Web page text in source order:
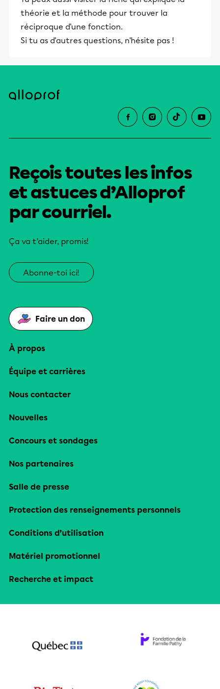
théorie et la méthode pour trouver la
réciproque d'une fonction.
Si tu as d'autres questions, n'hésite pas !
Reçois toutes les infos
et astuces d’Alloprof
par courriel.
Ça va t’aider, promis!
Abonne-toi ici!
Faire un don
À propos
Équipe et carrières
Nous contacter
Nouvelles
Concours et sondages
Nos partenaires
Salle de presse
Protection des renseignements personnels
Conditions d’utilisation
Matériel promotionnel
Recherche et impact